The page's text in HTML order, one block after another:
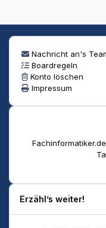
Nachricht an's
Boardregeln
Konto löschen
Impressum
Erzähl’s weiter!